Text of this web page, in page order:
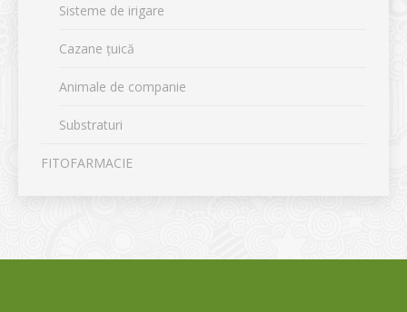
Sisteme de irigare
Cazane țuică
Animale de companie
Substraturi
FITOFARMACIE